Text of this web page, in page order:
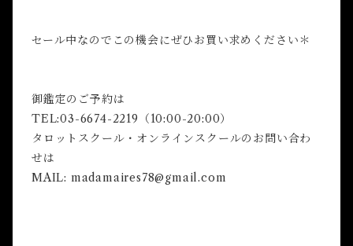
セール中なのでこの機会にぜひお買い求めください＊
御鑑定のご予約は
TEL:03-6674-2219（10:00-20:00）
タロットスクール・オンラインスクールのお問い合わ
せは
MAIL: madamaires78@gmail.com